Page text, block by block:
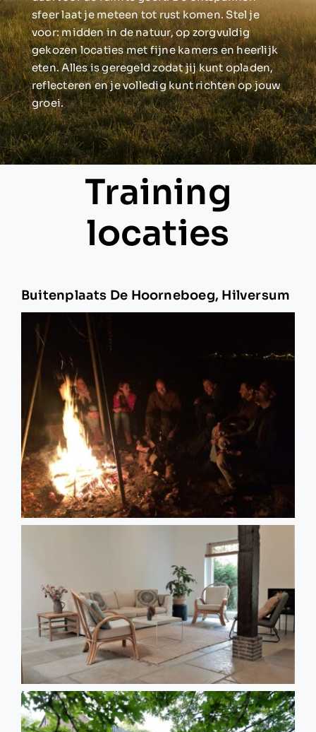
sfeer laat je meteen tot rust komen. Stel je
voor: midden in de natuur, op zorgvuldig
gekozen locaties met fijne kamers en heerlijk
eten. Alles is geregeld zodat jij kunt opladen,
reflecteren en je volledig kunt richten op jouw
groei.
Training
locaties
Buitenplaats De Hoorneboeg, Hilversum